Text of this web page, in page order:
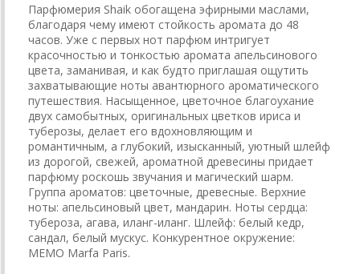
Парфюмерия Shaik обогащена эфирными маслами,
благодаря чему имеют стойкость аромата до 48
часов. Уже с первых нот парфюм интригует
красочностью и тонкостью аромата апельсинового
цвета, заманивая, и как будто приглашая ощутить
захватывающие ноты авантюрного ароматического
путешествия. Насыщенное, цветочное благоухание
двух самобытных, оригинальных цветков ириса и
туберозы, делает его вдохновляющим и
романтичным, а глубокий, изысканный, уютный шлейф
из дорогой, свежей, ароматной древесины придает
парфюму роскошь звучания и магический шарм.
Группа ароматов: цветочные, древесные. Верхние
ноты: апельсиновый цвет, мандарин. Ноты сердца:
тубероза, агава, иланг-иланг. Шлейф: белый кедр,
сандал, белый мускус. Конкурентное окружение:
MEMO Marfa Paris.